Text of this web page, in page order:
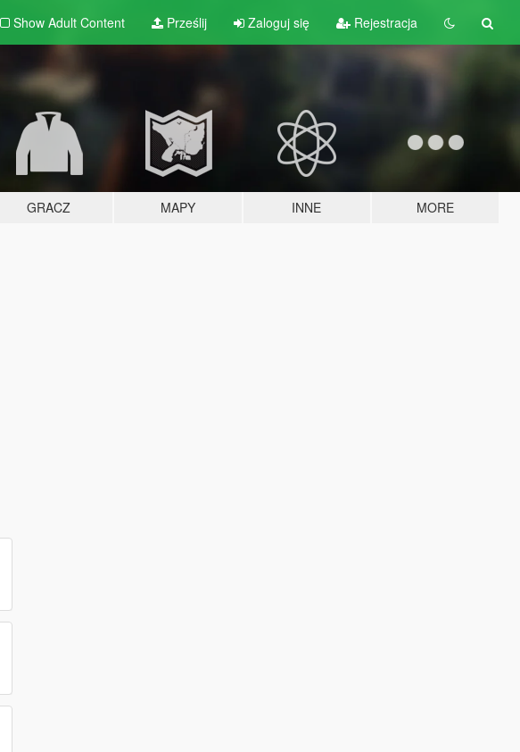
Show Adult Content Prześlij Zaloguj się Rejestracja
GRACZ MAPY INNE MORE